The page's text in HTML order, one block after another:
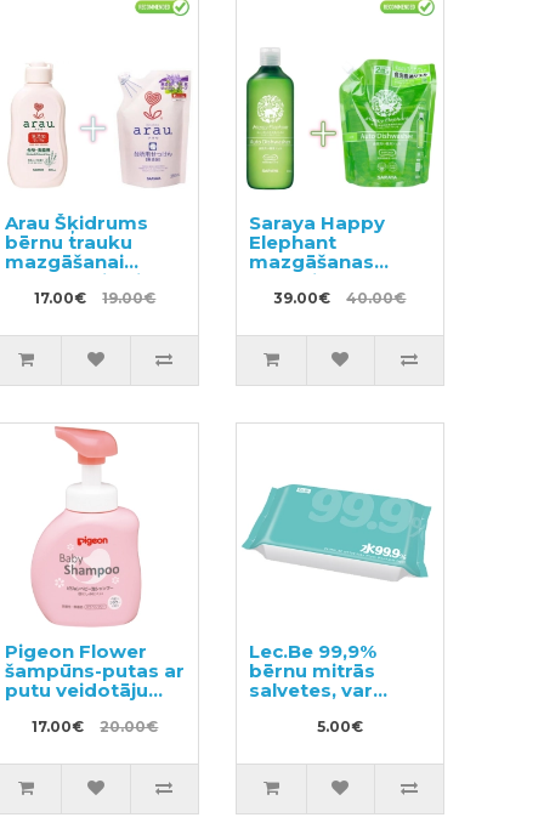
Arau Šķidrums
bērnu trauku
mazgāšanai
400ml + pildviela
380ml
17.00€ 19.00€
Saraya Happy
Elephant
mazgāšanas
līdzeklis trauku
mazgājamai
pildviela 800ml
39.00€ 40.00€
Pigeon Flower
šampūns-putas ar
putu veidotāju
17.00€ 20.00€
Lec.Be 99,9%
bērnu mitrās
salvetes, var
podā 60gab
5.00€